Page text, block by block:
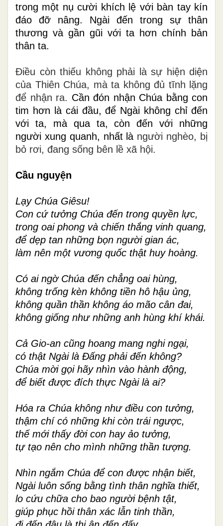
trong một nụ cười khích lệ với bàn tay kín
đáo đỡ nâng. Ngài đến trong sự thân
thương và gần gũi với ta hơn chính bản
thân ta.
Điều còn thiếu không phải là sự hiện diện
của Thiên Chúa, mà ta không đủ tĩnh lặng
để nhận ra. Cần đón nhận Chúa bằng con
tim hơn là cái đầu, để Ngài không chỉ đến
với ta, mà qua ta, còn đến với những
người xung quanh, nhất là người nghèo, bị
bỏ rơi, đang sống bên lề xã hội.
Cầu nguyện
Lạy Chúa Giêsu!
Con cứ tưởng Chúa đến trong quyền lực,
trong oai phong và chiến thắng vinh quang,
để dẹp tan những bọn người gian ác,
làm nên một vương quốc thật huy hoàng.
Có ai ngờ Chúa đến chẳng oai hùng,
không trống kèn không tiền hô hậu ủng,
không quần thần không áo mão cân đai,
không giống như những anh hùng khí khái.
Cả Gio-an cũng hoang mang nghi ngại,
có thật Ngài là Đấng phải đến không?
Chúa mời gọi hãy nhìn vào hành động,
để biết được đích thực Ngài là ai?
Hóa ra Chúa không như điều con tưởng,
thậm chí có những khi còn trái ngược,
thế mới thấy đời con hay ảo tưởng,
tự tạo nên cho mình những thần tượng.
Nhìn ngắm Chúa để con được nhận biết,
Ngài luôn sống bằng tình thân nghĩa thiết,
lo cứu chữa cho bao người bệnh tật,
giúp phục hồi thân xác lẫn tinh thần,